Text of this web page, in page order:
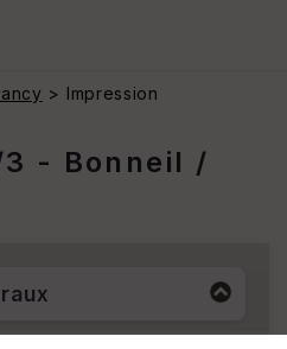
> Impression
3 - Bonneil /